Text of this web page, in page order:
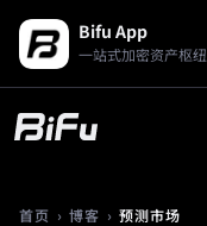
Bifu App
一站式加密资产枢纽
首页 › 博客 › 预测市场